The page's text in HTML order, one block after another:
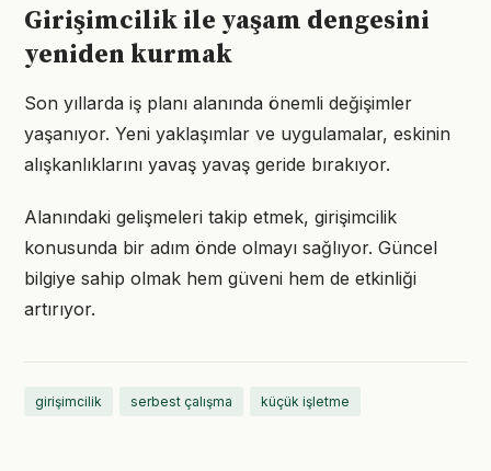
Girişimcilik ile yaşam dengesini
yeniden kurmak
Son yıllarda iş planı alanında önemli değişimler
yaşanıyor. Yeni yaklaşımlar ve uygulamalar, eskinin
alışkanlıklarını yavaş yavaş geride bırakıyor.
Alanındaki gelişmeleri takip etmek, girişimcilik
konusunda bir adım önde olmayı sağlıyor. Güncel
bilgiye sahip olmak hem güveni hem de etkinliği
artırıyor.
girişimcilik serbest çalışma küçük işletme